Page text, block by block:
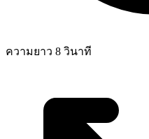
ความยาว 8 วินาที